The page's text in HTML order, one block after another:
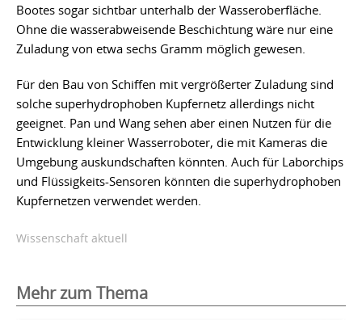
Bootes sogar sichtbar unterhalb der Wasseroberfläche.
Ohne die wasserabweisende Beschichtung wäre nur eine
Zuladung von etwa sechs Gramm möglich gewesen.
Für den Bau von Schiffen mit vergrößerter Zuladung sind
solche superhydrophoben Kupfernetz allerdings nicht
geeignet. Pan und Wang sehen aber einen Nutzen für die
Entwicklung kleiner Wasserroboter, die mit Kameras die
Umgebung auskundschaften könnten. Auch für Laborchips
und Flüssigkeits-Sensoren könnten die superhydrophoben
Kupfernetzen verwendet werden.
Wissenschaft aktuell
Mehr zum Thema